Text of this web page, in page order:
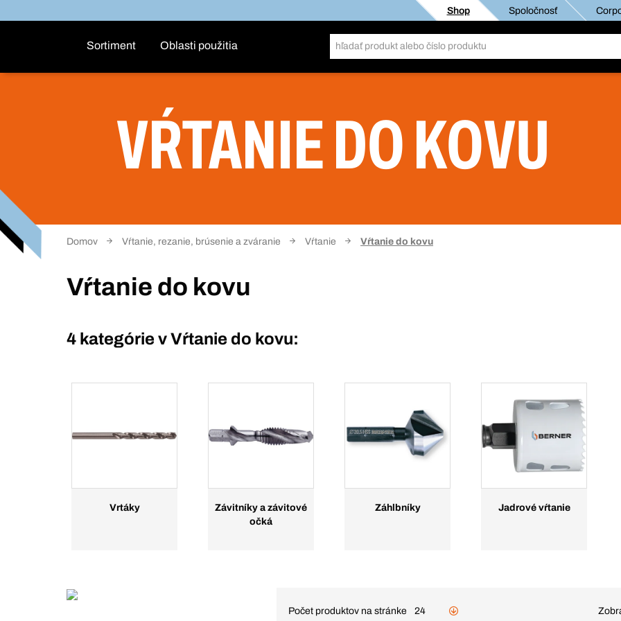
Shop Spoločnosť
Sortiment Oblasti použitia
VŔTANIE DO KOVU
Domov Vŕtanie, rezanie, brúsenie a zváranie Vŕtanie Vŕtanie do kovu
Vŕtanie do kovu
4 kategórie vVŕtanie do kovu:
Vrtáky
Závitníky a závitové
očká
Záhlbníky Jadrové vŕtanie
Počet produktov na stránke 24